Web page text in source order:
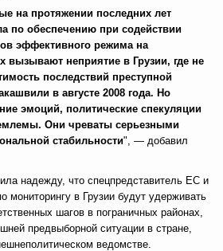
на протяжении последних лет
по обеспечению при содействии
эффективного режима на
вызывают неприятие в Грузии, где не
последствий преступной
в августе 2008 года. Но
эмоций, политические спекуляции
Они чреваты серьезными
стабильности", — добавил
надежду, что спецпредставитель ЕС и
в Грузии будут удерживать
шагов в пограничных районах,
предвыборной ситуации в стране,
ведомстве.